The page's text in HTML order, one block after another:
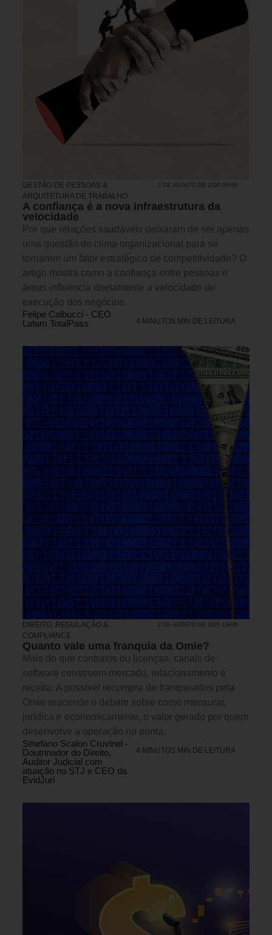
GESTÃO DE PESSOAS &
ARQUITETURA DE TRABALHO
3 DE AGOSTO DE 2026 08H00
A confiança é a nova infraestrutura da
velocidade
Por que relações saudáveis deixaram de ser apenas
uma questão de clima organizacional para se
tornarem um fator estratégico de competitividade? O
artigo mostra como a confiança entre pessoas e
áreas influencia diretamente a velocidade de
execução dos negócios.
Felipe Calbucci - CEO
Latam TotalPass
4 MINUTOS MIN DE LEITURA
DIREITO, REGULAÇÃO &
COMPLIANCE
2 DE AGOSTO DE 2026 13H00
Quanto vale uma franquia da Omie?
Mais do que contratos ou licenças, canais de
software constroem mercado, relacionamento e
receita. A possível recompra de franqueados pela
Omie reacende o debate sobre como mensurar,
jurídica e economicamente, o valor gerado por quem
desenvolve a operação na ponta.
Sthefano Scalon Cruvinel -
Doutrinador do Direito,
Auditor Judicial com
atuação no STJ e CEO da
EvidJuri
4 MINUTOS MIN DE LEITURA